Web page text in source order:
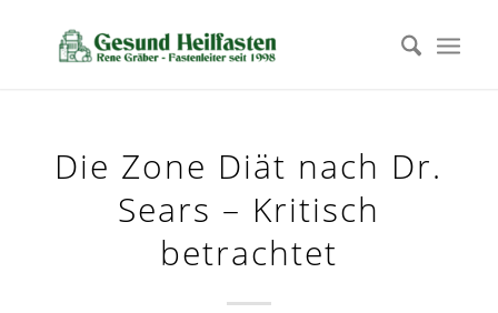
Die Zone Diät nach Dr.
Sears – Kritisch
betrachtet